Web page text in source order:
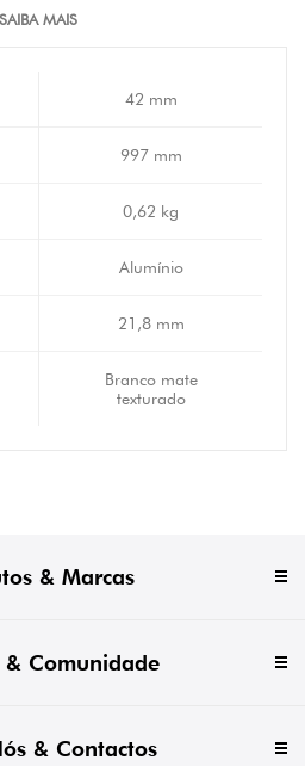
SAIBA MAIS
42 mm
997 mm
0,62 kg
Alumínio
21,8 mm
Branco mate
texturado
& Marcas
& Comunidade
& Contactos